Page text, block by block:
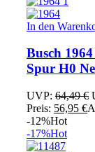
In den
Busch
Spur H0
UVP: 64,49€
Preis: 56,95 €
-12%Hot
-17%Hot